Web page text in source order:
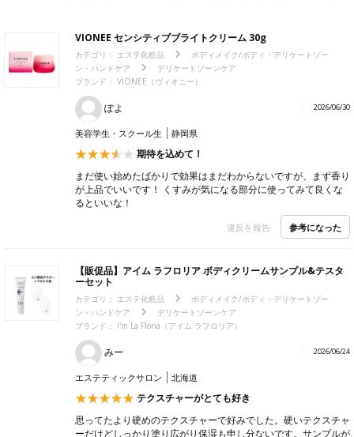
VIONEE センシティブブライトクリーム 30g
カテゴリ： エステ化粧品
ボディメイク/ボディ・デリケートゾー
ン・ハンドケア
デリケートゾーンケア
ブランド： VIONEE（ヴィオニー）
ぽよ 2026/06/30
美容学生・スクール生 静岡県
期待を込めて！
まだ使い始めたばかりで効果はまだわからないですが、まず香り
が上品でいいです！ くすみが気になる部分に使ってみて良くな
るといいな！
違反を報告 参考になった
【販促品】アイム ラフロリア ボディクリームサンプル&テスタ
ーセット
カテゴリ： エステ化粧品
ボディメイク/ボディ・デリケートゾー
ン・ハンドケア
デリケートゾーンケア
ブランド： I'm La Floria（アイム ラフロリア）
みー 2026/06/24
エステティックサロン 北海道
テクスチャーがとても好き
思ってたより硬めのテクスチャーで好みでした。硬いテクスチャ
ーだけどしっかり塗り広がり保湿も申し分ないです。サンプルが